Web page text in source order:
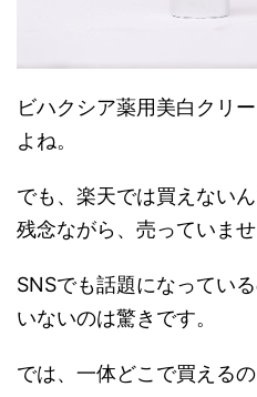
ビハクシア薬用美白クリ
よね。
でも、楽天では買えないん
残念ながら、売っていませ
SNSでも話題になってい
いないのは驚きです。
では、一体どこで買えるの